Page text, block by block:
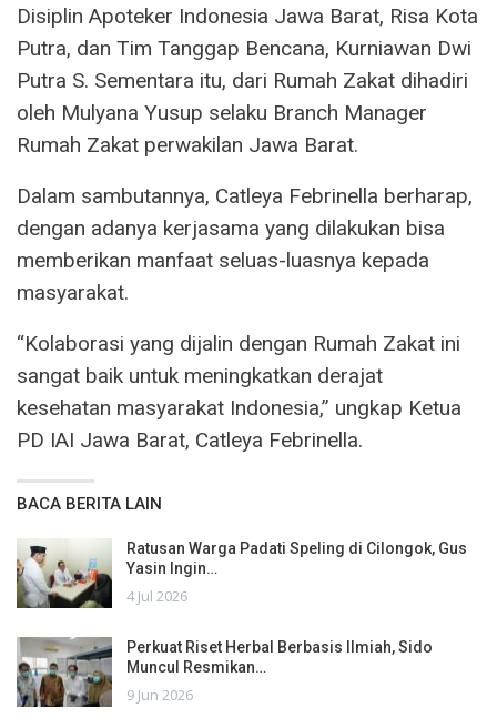
Disiplin Apoteker Indonesia Jawa Barat, Risa Kota
Putra, dan Tim Tanggap Bencana, Kurniawan Dwi
Putra S. Sementara itu, dari Rumah Zakat dihadiri
oleh Mulyana Yusup selaku Branch Manager
Rumah Zakat perwakilan Jawa Barat.
Dalam sambutannya, Catleya Febrinella berharap,
dengan adanya kerjasama yang dilakukan bisa
memberikan manfaat seluas-luasnya kepada
masyarakat.
“Kolaborasi yang dijalin dengan Rumah Zakat ini
sangat baik untuk meningkatkan derajat
kesehatan masyarakat Indonesia,” ungkap Ketua
PD IAI Jawa Barat, Catleya Febrinella.
BACA BERITA LAIN
Ratusan Warga Padati Speling di Cilongok, Gus
Yasin Ingin…
4 Jul 2026
Perkuat Riset Herbal Berbasis Ilmiah, Sido
Muncul Resmikan…
9 Jun 2026